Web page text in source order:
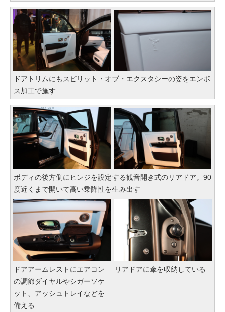
ドアトリムにもスピリット・オブ・エクスタシーの姿をエンボ
ス加工で施す
ボディの後方側にヒンジを設定する観音開き式のリアドア。90
度近くまで開いて高い乗降性を生み出す
ドアアームレストにエアコン
の調節ダイヤルやシガーソケ
ット、アッシュトレイなどを
備える
リアドアに傘を収納している